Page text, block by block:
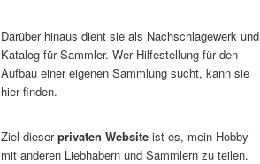
Darüber hinaus dient sie als Nachschlagewerk und
Katalog für Sammler. Wer Hilfestellung für den
Aufbau einer eigenen Sammlung sucht, kann sie
hier finden.
Ziel dieserprivaten Website ist es, mein Hobby
mit anderen Liebhabern und Sammlern zu teilen.